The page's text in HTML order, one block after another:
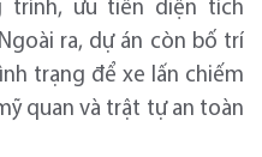
trình, ưu tiên diện tích
ra, dự án còn bố trí
trạng để xe lấn chiếm
quan và trật tự an toàn